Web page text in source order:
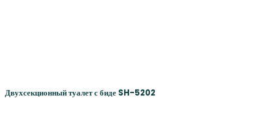
Двухсекционный туалет с биде SH-5202